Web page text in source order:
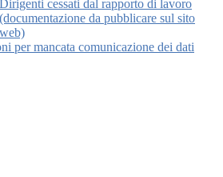
Dirigenti cessati dal rapporto di lavoro
(documentazione da pubblicare sul sito
web)
per mancata comunicazione dei dati